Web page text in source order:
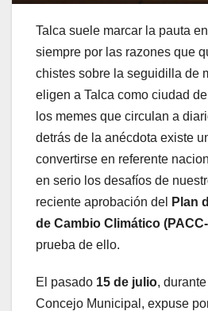
Talca suele marcar la pauta
siempre por las razones que
chistes sobre la seguidilla de
eligen a Talca como ciudad
los memes que circulan a
detrás de la anécdota existe
convertirse en referente
en serio los desafíos de
reciente aprobación del
Plan
de Cambio Climático
prueba de ello.
El pasado 15 de julio,
Concejo Municipal, expuse